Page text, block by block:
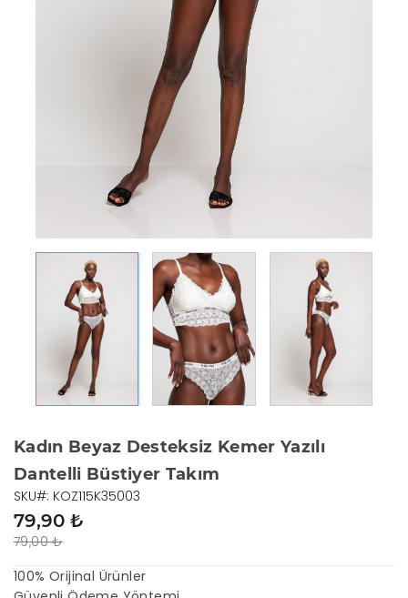
Kadın Beyaz Desteksiz Kemer Yazılı
Dantelli Büstiyer Takım
79,00 ₺
79,90 ₺
SKU#: KOZ115K35003
100% Orijinal Ürünler